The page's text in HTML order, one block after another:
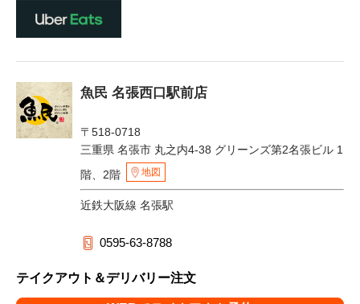
魚民 名張西口駅前店
〒518-0718
三重県 名張市 丸之内4-38 グリーンズ第2名張ビル 1
階、2階
地図
近鉄大阪線 名張駅
0595-63-8788
テイクアウト＆デリバリー注文